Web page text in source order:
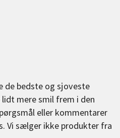
de bedste og sjoveste
mere smil frem i den
eller kommentarer
Vi sælger ikke produkter fra